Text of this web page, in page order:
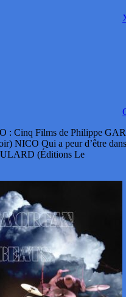
: Cinq Films de Philippe
NICO Qui a peur d’être
(Éditions Le